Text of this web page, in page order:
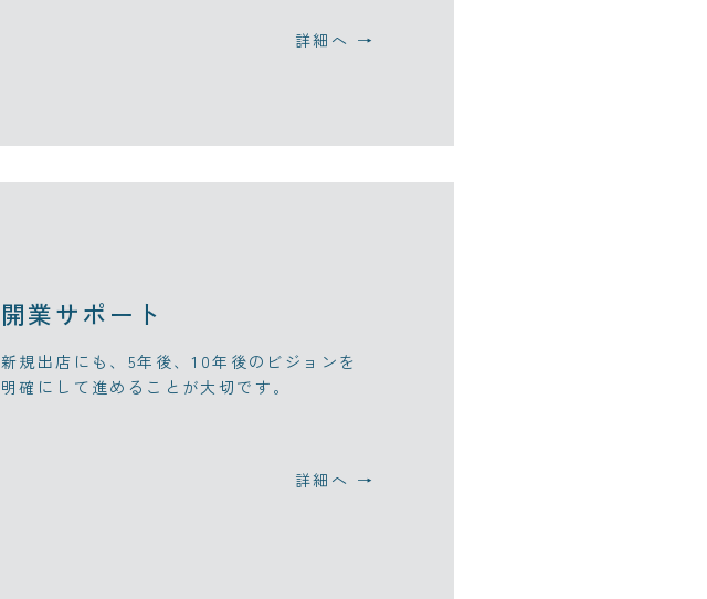
詳細へ →
開業サポート
新規出店にも、5年後、10年後のビジョンを
明確にして進めることが大切です。
詳細へ →